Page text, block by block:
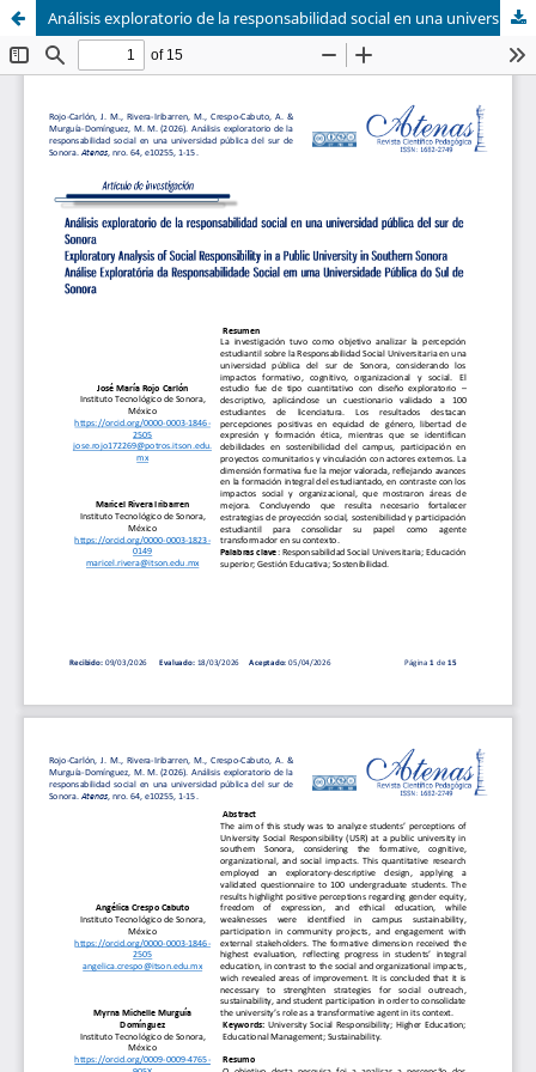
Análisis exploratorio de la responsabilidad social en una universidad pública del sur de Sonora